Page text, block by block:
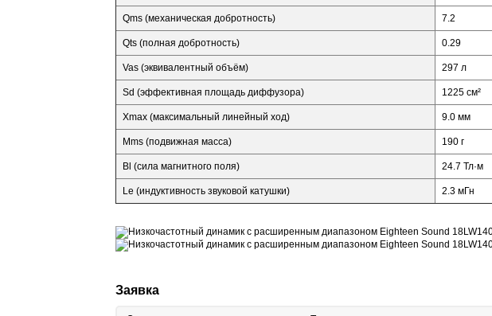
Qms (механическая добротность) 7.2
Qts (полная добротность) 0.29
Vas (эквивалентный объём) 297 л
Sd (эффективная площадь диффузора) 1225 см²
Xmax (максимальный линейный ход) 9.0 мм
Mms (подвижная масса) 190 г
Bl (сила магнитного поля) 24.7 Тл·м
Le (индуктивность звуковой катушки) 2.3 мГн
Заявка